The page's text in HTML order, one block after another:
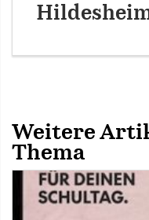
Weitere
Thema